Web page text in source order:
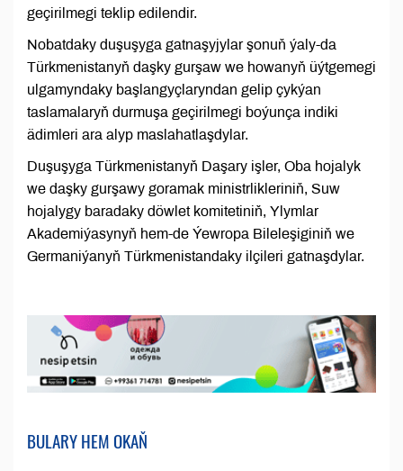
geçirilmegi teklip edilendir.
Nobatdaky duşuşyga gatnaşyjylar şonuň ýaly-da
Türkmenistanyň daşky gurşaw we howanyň üýtgemegi
ulgamyndaky başlangyçlaryndan gelip çykýan
taslamalaryň durmuşa geçirilmegi boýunça indiki
ädimleri ara alyp maslahatlaşdylar.
Duşuşyga Türkmenistanyň Daşary işler, Oba hojalyk
we daşky gurşawy goramak ministrlikleriniň, Suw
hojalygy baradaky döwlet komitetiniň, Ylymlar
Akademiýasynyň hem-de Ýewropa Bileleşiginiň we
Germaniýanyň Türkmenistandaky ilçileri gatnaşdylar.
BULARY HEM OKAŇ